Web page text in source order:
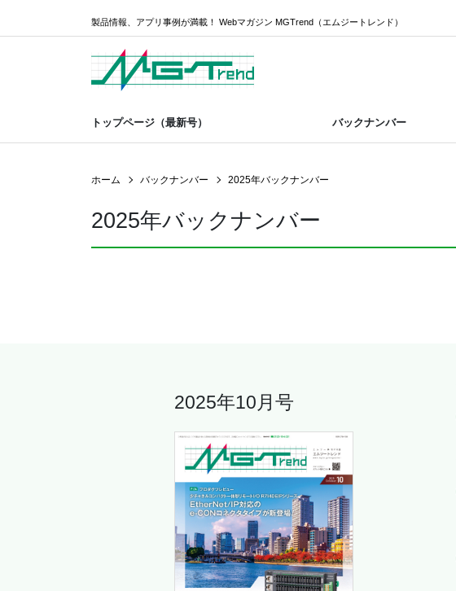
製品情報、アプリ事例が満載！ Webマガジン MGTrend（エムジートレンド）
トップページ（最新号） バックナンバー
ホーム バックナンバー 2025年バックナンバー
2025年バックナンバー
2025年10月号